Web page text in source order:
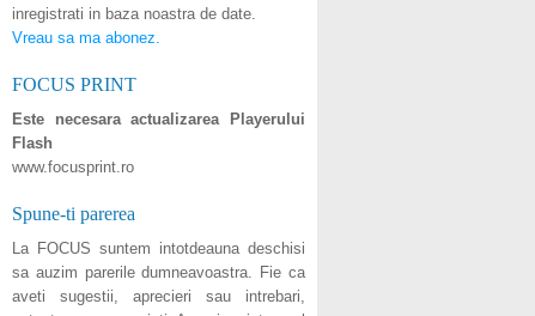
inregistrati in baza noastra de date.
Vreau sa ma abonez.
FOCUS PRINT
Este necesara actualizarea Playerului
Flash
www.focusprint.ro
Spune-ti parerea
La FOCUS suntem intotdeauna deschisi
sa auzim parerile dumneavoastra. Fie ca
aveti sugestii, aprecieri sau intrebari,